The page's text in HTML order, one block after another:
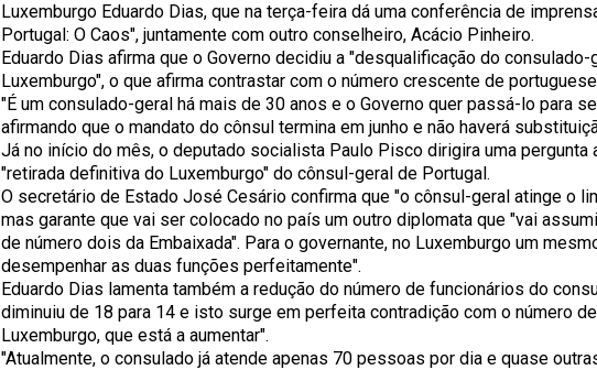
Luxemburgo Eduardo Dias, que na terça-feira dá uma conferência de
Portugal: O Caos", juntamente com outro conselheiro, Acácio Pinheiro.
Eduardo Dias afirma que o Governo decidiu a "desqualificação do
Luxemburgo", o que afirma contrastar com o número crescente de
"É um consulado-geral há mais de 30 anos e o Governo quer passá-lo para
afirmando que o mandato do cônsul termina em junho e não haverá
Já no início do mês, o deputado socialista Paulo Pisco dirigira uma pergunta
"retirada definitiva do Luxemburgo" do cônsul-geral de Portugal.
O secretário de Estado José Cesário confirma que "o cônsul-geral atinge o
mas garante que vai ser colocado no país um outro diplomata que "vai
de número dois da Embaixada". Para o governante, no Luxemburgo um
desempenhar as duas funções perfeitamente".
Eduardo Dias lamenta também a redução do número de funcionários do
diminuiu de 18 para 14 e isto surge em perfeita contradição com o número
Luxemburgo, que está a aumentar".
"Atualmente, o consulado já atende apenas 70 pessoas por dia e quase